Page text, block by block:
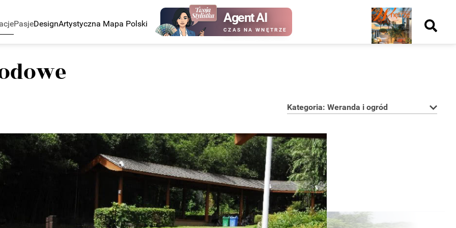
PasjeDesignArtystyczna Mapa Polski Agent AI
CZAS NA WNĘTRZE
Nowy
numer
kup ten
Kategoria: Weranda i ogród